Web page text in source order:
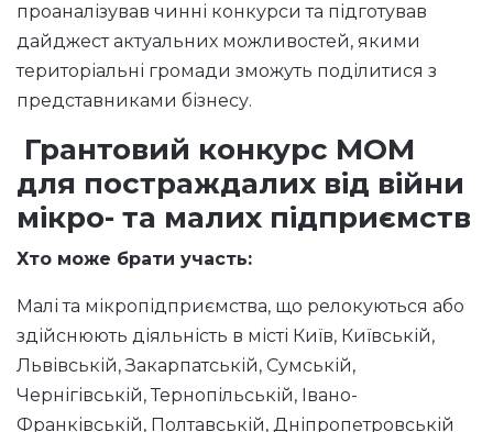
проаналізував чинні конкурси та підготував
дайджест актуальних можливостей, якими
територіальні громади зможуть поділитися з
представниками бізнесу.
Грантовий конкурс МОМ
для постраждалих від війни
мікро- та малих підприємств
Хто може брати участь:
Малі та мікропідприємства, що релокуються або
здійснюють діяльність в місті Київ, Київській,
Львівській, Закарпатській, Сумській,
Чернігівській, Тернопільській, Івано-
Франківській, Полтавській, Дніпропетровській